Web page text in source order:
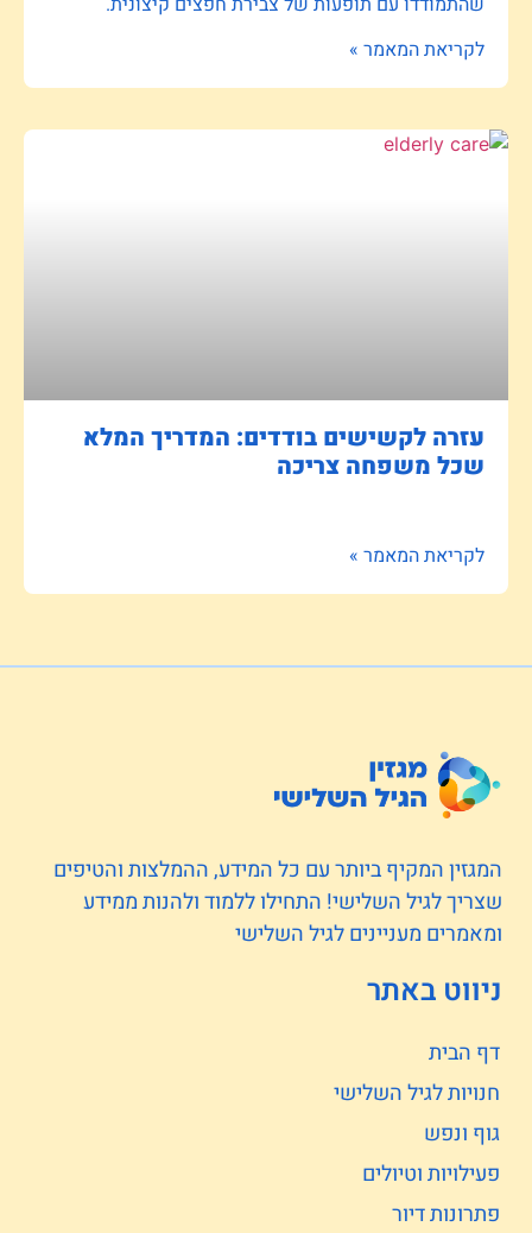
לקריאת המאמר »
עזרה לקשישים בודדים: המדריך המלא
שכל משפחה צריכה
לקריאת המאמר »
המגזין המקיף ביותר עם כל המידע, ההמלצות והטיפים
שצריך לגיל השלישי! התחילו ללמוד ולהנות ממידע
ומאמרים מעניינים לגיל השלישי
ניווט באתר
דף הבית
חנויות לגיל השלישי
גוף ונפש
פעילויות וטיולים
פתרונות דיור